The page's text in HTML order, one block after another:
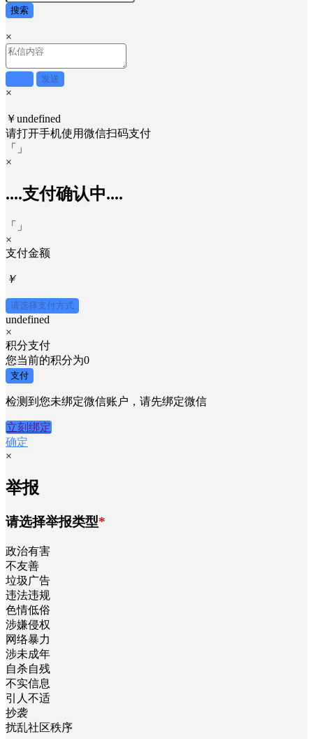
搜索
×
发送
×
￥undefined
请打开手机使用微信扫码支付
「
」
×
....支付确认中....
「
」
×
支付金额
￥
请选择支付方式
undefined
×
积分支付
您当前的积分为0
支付
检测到您未绑定微信账户，请先绑定微信
立刻绑定
确定
×
举报
请选择举报类型*
政治有害
不友善
垃圾广告
违法违规
色情低俗
涉嫌侵权
网络暴力
涉未成年
自杀自残
不实信息
引人不适
抄袭
扰乱社区秩序